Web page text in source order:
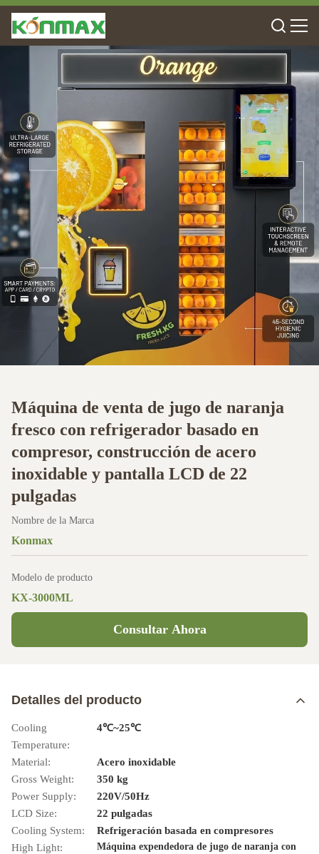
Máquina de venta de jugo de naranja
fresco con refrigerador basado en
compresor, construcción de acero
inoxidable y pantalla LCD de 22
pulgadas
Nombre de la Marca
Konmax
Modelo de producto
KX-3000ML
Consultar Ahora
Detalles del producto
Cooling
Temperature:
4℃~25℃
Material:
Acero inoxidable
Gross Weight:
350 kg
Power Supply:
220V/50Hz
LCD Size:
22 pulgadas
Cooling System:
Refrigeración basada en compresores
High Light:
Máquina expendedora de jugo de naranja con